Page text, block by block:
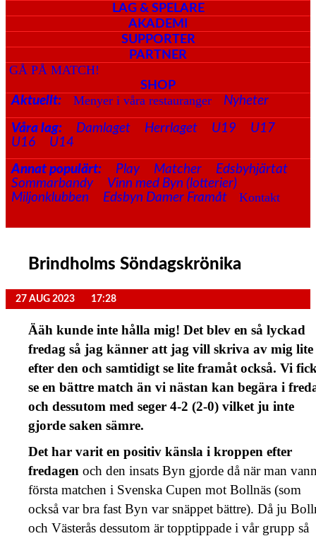
LAG & SPELARE
AKADEMI
SUPPORTER
PARTNER
GÅ PÅ MATCH!
SHOP
Aktuellt: Menyer i våra restauranger Nyheter
Våra lag: Damlaget Herrlaget U19
U17
U16
U14
Annat populärt:
Play Matcher
Edsbyhjärtat
Sommarbandy
Vinn med Byn (lotterier)
Miljonklubben
Edsbyn Damer Framåt Kontakt
Brindholms Söndagskrönika
27 AUG 2023 17:28
Ääh kunde inte hålla mig! Det blev en så lyckad
fredag så jag känner att jag vill skriva av mig lite
efter den och samtidigt se lite framåt också. Vi
se en bättre match än vi nästan kan begära i
och dessutom med seger 4-2 (2-0) vilket ju inte
gjorde saken sämre.
Det har varit en positiv känsla i kroppen efter
fredagen och den insats Byn gjorde då när man
första matchen i Svenska Cupen mot Bollnäs (som
också var bra fast Byn var snäppet bättre). Då ju
och Västerås dessutom är topptippade i vår grupp så